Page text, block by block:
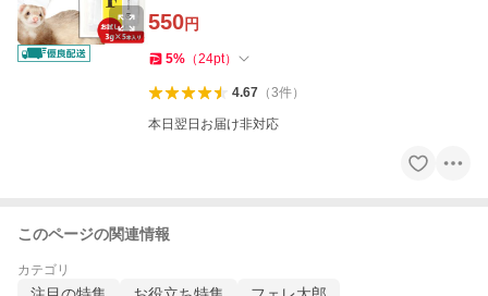
550円
5% （24pt）
4.67（3件）
本日翌日お届け非対応
このページの関連情報
カテゴリ